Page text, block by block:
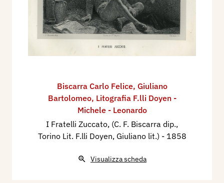
Biscarra Carlo Felice, Giuliano
Bartolomeo, Litografia F.lli Doyen -
Michele - Leonardo
I Fratelli Zuccato, (C. F. Biscarra dip.,
Torino Lit. F.lli Doyen, Giuliano lit.) - 1858
Visualizza scheda